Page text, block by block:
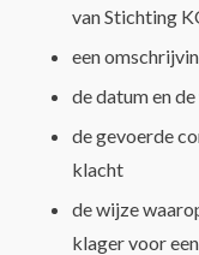
van Stichting
een
de datum en
de gevoerde
klacht
de wijze
klager voor